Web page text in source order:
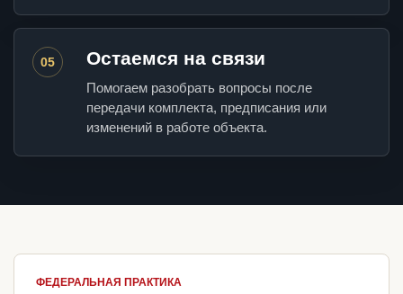
05 Остаемся на связи
Помогаем разобрать вопросы после
передачи комплекта, предписания или
изменений в работе объекта.
ФЕДЕРАЛЬНАЯ ПРАКТИКА